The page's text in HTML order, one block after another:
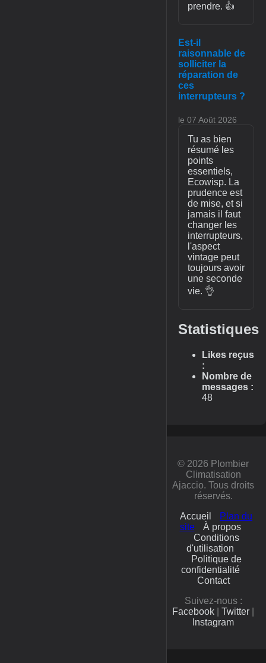
prendre. 👍
Est-il
raisonnable de
solliciter la
réparation de
ces
interrupteurs ?
le 07 Août 2026
Tu as bien
résumé les
points
essentiels,
Ecowisp. La
prudence est
de mise, et si
jamais il faut
changer les
interrupteurs,
l'aspect
vintage peut
toujours avoir
une seconde
vie. 👌
Statistiques
Likes reçus
:
Nombre de
messages :
48
© 2026 Plombier
Climatisation
Ajaccio. Tous droits
réservés.
Accueil
Plan du
site
À propos
Conditions
d'utilisation
Politique de
confidentialité
Contact
Suivez-nous :
Facebook
Twitter
Instagram